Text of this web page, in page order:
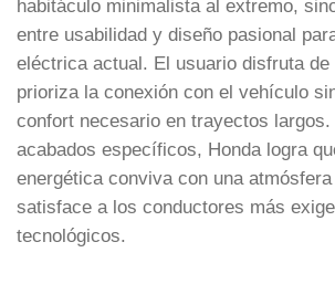
habitáculo minimalista al extremo,
entre usabilidad y diseño pasional
eléctrica actual. El usuario disfruta de
prioriza la conexión con el vehículo
confort necesario en trayectos
acabados específicos, Honda logra
energética conviva con una
satisface a los conductores más
tecnológicos.